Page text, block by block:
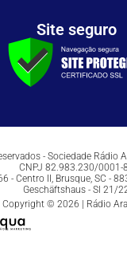
Site seguro
- Sociedade Rádio
CNPJ 82.983.230/0001-
- Centro II, Brusque, SC -
Geschäftshaus - Sl 21/
Copyright © 2026 | Rádio